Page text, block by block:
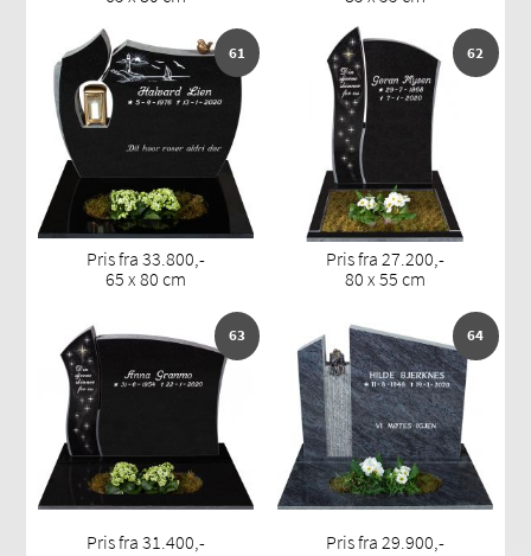
61
Pris fra 33.800,-
65 x 80 cm
62
Pris fra 27.200,-
80 x 55 cm
63
Pris fra 31.400,-
64
Pris fra 29.900,-